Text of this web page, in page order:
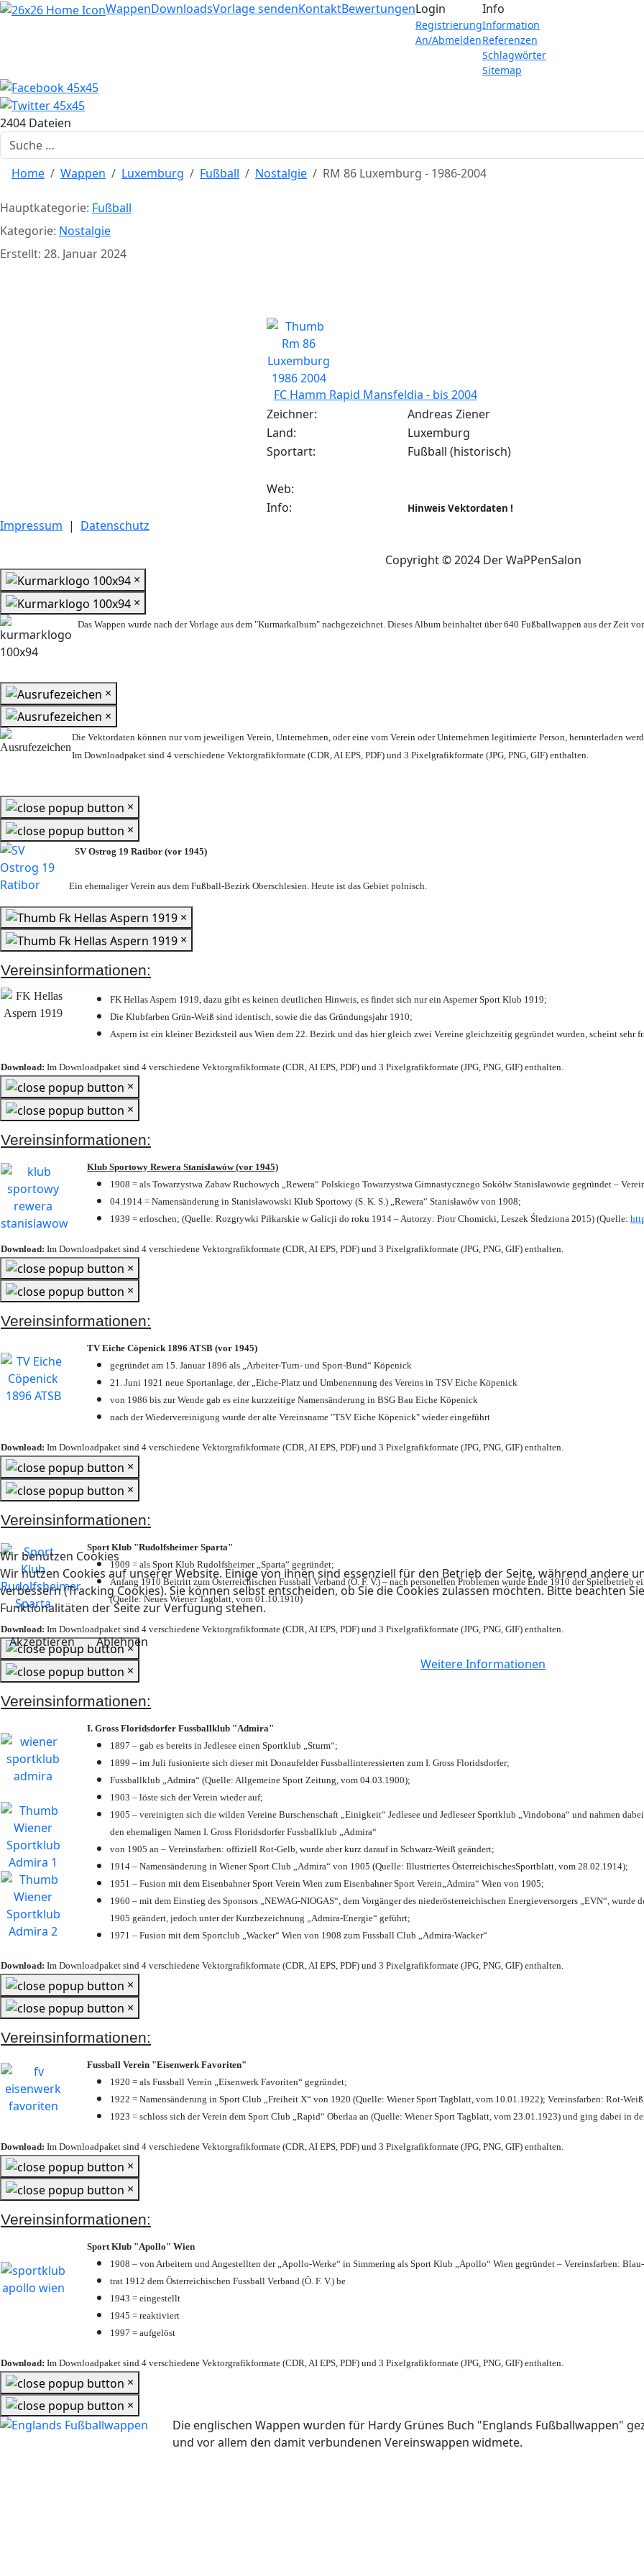
Home
WappenDownloadsVorlage sendenKontaktBewertungenLogin
Registrierung
An/Abmelden
Info
Information
Referenzen
Schlagwörter
Sitemap
2404 Dateien
Suchen
Home Wappen Luxemburg Fußball Nostalgie RM 86 Luxemburg - 1986-2004
Hauptkategorie: Fußball
Kategorie: Nostalgie
Erstellt: 28. Januar 2024
FC Hamm Rapid Mansfeldia - bis 2004
Zeichner:
Andreas Ziener
Land:
Luxemburg
Sportart:
Fußball (historisch)
Web:
Info:
Hinweis Vektordaten !
Impressum | Datenschutz
Copyright © 2024 Der WaPPenSalon
Wir benutzen Cookies
Wir nutzen Cookies auf unserer Website. Einige von ihnen sind essenziell für den Betrieb der Seite, während andere
verbessern (Tracking Cookies). Sie können selbst entscheiden, ob Sie die Cookies zulassen möchten. Bitte beachten
Funktionalitäten der Seite zur Verfügung stehen.
Akzeptieren
Ablehnen
Weitere Informationen
×
×
Das Wappen wurde nach der Vorlage aus dem "Kurmarkalbum" nachgezeichnet. Dieses Album beinhaltet über 640 Fußballwappen aus der Zeit
×
×
Die Vektordaten können nur vom jeweiligen Verein, Unternehmen, oder eine vom Verein oder Unternehmen legitimierte Person, herunterladen
Im Downloadpaket sind 4 verschiedene Vektorgrafikformate (CDR, AI EPS, PDF) und 3 Pixelgrafikformate (JPG, PNG, GIF) enthalten.
×
×
SV Ostrog 19 Ratibor (vor 1945)
Ein ehemaliger Verein aus dem Fußball-Bezirk Oberschlesien. Heute ist das Gebiet polnisch.
×
×
Vereinsinformationen:
FK Hellas Aspern 1919, dazu gibt es keinen deutlichen Hinweis, es findet sich nur ein Asperner Sport Klub 1919;
Die Klubfarben Grün-Weiß sind identisch, sowie die das Gründungsjahr 1910;
Aspern ist ein kleiner Bezirksteil aus Wien dem 22. Bezirk und das hier gleich zwei Vereine gleichzeitig gegründet wurden, scheint sehr
Download: Im Downloadpaket sind 4 verschiedene Vektorgrafikformate (CDR, AI EPS, PDF) und 3 Pixelgrafikformate (JPG, PNG, GIF) enthalten.
×
×
Vereinsinformationen:
Klub Sportowy Rewera Stanisławów (vor 1945)
1908 = als Towarzystwa Zabaw Ruchowych „Rewera“ Polskiego Towarzystwa Gimnastycznego Sokółw Stanisławowie gegründet –
04.1914 = Namensänderung in Stanisławowski Klub Sportowy (S. K. S.) „Rewera“ Stanisławów von 1908;
1939 = erloschen; (Quelle: Rozgrywki Piłkarskie w Galicji do roku 1914 – Autorzy: Piotr Chomicki, Leszek Śledziona 2015) (Quelle:
Download: Im Downloadpaket sind 4 verschiedene Vektorgrafikformate (CDR, AI EPS, PDF) und 3 Pixelgrafikformate (JPG, PNG, GIF) enthalten.
×
×
Vereinsinformationen:
TV Eiche Cöpenick 1896 ATSB (vor 1945)
gegründet am 15. Januar 1896 als „Arbeiter-Turn- und Sport-Bund“ Köpenick
21. Juni 1921 neue Sportanlage, der „Eiche-Platz und Umbenennung des Vereins in TSV Eiche Köpenick
von 1986 bis zur Wende gab es eine kurzzeitige Namensänderung in BSG Bau Eiche Köpenick
nach der Wiedervereinigung wurde der alte Vereinsname "TSV Eiche Köpenick" wieder eingeführt
Download: Im Downloadpaket sind 4 verschiedene Vektorgrafikformate (CDR, AI EPS, PDF) und 3 Pixelgrafikformate (JPG, PNG, GIF) enthalten.
×
×
Vereinsinformationen:
Sport Klub "Rudolfsheimer Sparta"
1909 = als Sport Klub Rudolfsheimer „Sparta“ gegründet;
Anfang 1910 Beitritt zum Österreichischen Fussball Verband (Ö. F. V.) – nach personellen Problemen wurde Ende 1910 der
(Quelle: Neues Wiener Tagblatt, vom 01.10.1910)
Download: Im Downloadpaket sind 4 verschiedene Vektorgrafikformate (CDR, AI EPS, PDF) und 3 Pixelgrafikformate (JPG, PNG, GIF) enthalten.
×
×
Vereinsinformationen:
I. Gross Floridsdorfer Fussballklub "Admira"
1897 – gab es bereits in Jedlesee einen Sportklub „Sturm“;
1899 – im Juli fusionierte sich dieser mit Donaufelder Fussballinteressierten zum I. Gross Floridsdorfer;
Fussballklub „Admira“ (Quelle: Allgemeine Sport Zeitung, vom 04.03.1900);
1903 – löste sich der Verein wieder auf;
1905 – vereinigten sich die wilden Vereine Burschenschaft „Einigkeit“ Jedlesee und Jedleseer Sportklub „Vindobona“ und nahmen
den ehemaligen Namen I. Gross Floridsdorfer Fussballklub „Admira“
von 1905 an – Vereinsfarben: offiziell Rot-Gelb, wurde aber kurz darauf in Schwarz-Weiß geändert;
1914 – Namensänderung in Wiener Sport Club „Admira“ von 1905 (Quelle: Illustriertes ÖsterreichischesSportblatt, vom 28.02.1914);
1951 – Fusion mit dem Eisenbahner Sport Verein Wien zum Eisenbahner Sport Verein„Admira“ Wien von 1905;
1960 – mit dem Einstieg des Sponsors „NEWAG-NIOGAS“, dem Vorgänger des niederösterreichischen Energieversorgers „EVN“,
1905 geändert, jedoch unter der Kurzbezeichnung „Admira-Energie“ geführt;
1971 – Fusion mit dem Sportclub „Wacker“ Wien von 1908 zum Fussball Club „Admira-Wacker“
Download: Im Downloadpaket sind 4 verschiedene Vektorgrafikformate (CDR, AI EPS, PDF) und 3 Pixelgrafikformate (JPG, PNG, GIF) enthalten.
×
×
Vereinsinformationen:
Fussball Verein "Eisenwerk Favoriten"
1920 = als Fussball Verein „Eisenwerk Favoriten“ gegründet;
1922 = Namensänderung in Sport Club „Freiheit X“ von 1920 (Quelle: Wiener Sport Tagblatt, vom 10.01.1922); Vereinsfarben: Rot-
1923 = schloss sich der Verein dem Sport Club „Rapid“ Oberlaa an (Quelle: Wiener Sport Tagblatt, vom 23.01.1923) und ging dabei in
Download: Im Downloadpaket sind 4 verschiedene Vektorgrafikformate (CDR, AI EPS, PDF) und 3 Pixelgrafikformate (JPG, PNG, GIF) enthalten.
×
×
Vereinsinformationen:
Sport Klub "Apollo" Wien
1908 – von Arbeitern und Angestellten der „Apollo-Werke“ in Simmering als Sport Klub „Apollo“ Wien gegründet – Vereinsfarben:
trat 1912 dem Österreichischen Fussball Verband (Ö. F. V.) be
1943 = eingestellt
1945 = reaktiviert
1997 = aufgelöst
Download: Im Downloadpaket sind 4 verschiedene Vektorgrafikformate (CDR, AI EPS, PDF) und 3 Pixelgrafikformate (JPG, PNG, GIF) enthalten.
×
×
Die englischen Wappen wurden für Hardy Grünes Buch "Englands Fußballwappen"
und vor allem den damit verbundenen Vereinswappen widmete.